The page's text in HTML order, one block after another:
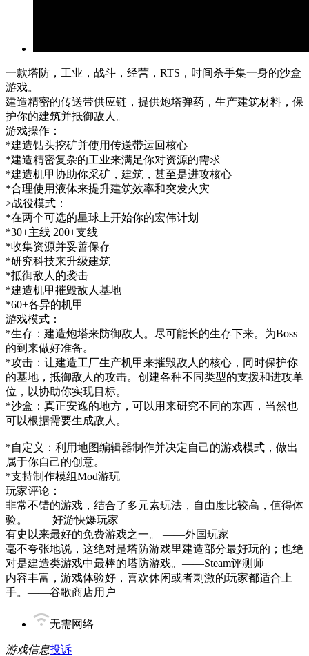
一款塔防，工业，战斗，经营，RTS，时间杀手集一身的沙盒
游戏。
建造精密的传送带供应链，提供炮塔弹药，生产建筑材料，保
护你的建筑并抵御敌人。
游戏操作：
*建造钻头挖矿并使用传送带运回核心
*建造精密复杂的工业来满足你对资源的需求
*建造机甲协助你采矿，建筑，甚至是进攻核心
*合理使用液体来提升建筑效率和突发火灾
>战役模式：
*在两个可选的星球上开始你的宏伟计划
*30+主线 200+支线
*收集资源并妥善保存
*研究科技来升级建筑
*抵御敌人的袭击
*建造机甲摧毁敌人基地
*60+各异的机甲
游戏模式：
*生存：建造炮塔来防御敌人。尽可能长的生存下来。为Boss
的到来做好准备。
*攻击：让建造工厂生产机甲来摧毁敌人的核心，同时保护你
的基地，抵御敌人的攻击。创建各种不同类型的支援和进攻单
位，以协助你实现目标。
*沙盒：真正安逸的地方，可以用来研究不同的东西，当然也
可以根据需要生成敌人。
*自定义：利用地图编辑器制作并决定自己的游戏模式，做出
属于你自己的创意。
*支持制作模组Mod游玩
玩家评论：
非常不错的游戏，结合了多元素玩法，自由度比较高，值得体
验。 ——好游快爆玩家
有史以来最好的免费游戏之一。 ——外国玩家
毫不夸张地说，这绝对是塔防游戏里建造部分最好玩的；也绝
对是建造类游戏中最棒的塔防游戏。——Steam评测师
内容丰富，游戏体验好，喜欢休闲或者刺激的玩家都适合上
手。——谷歌商店用户
无需网络
游戏信息投诉